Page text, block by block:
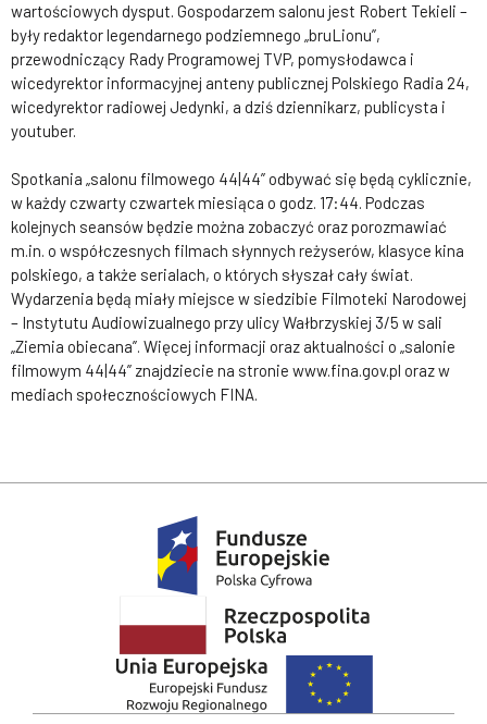
wartościowych dysput. Gospodarzem salonu jest Robert Tekieli –
były redaktor legendarnego podziemnego „bruLionu”,
przewodniczący Rady Programowej TVP, pomysłodawca i
wicedyrektor informacyjnej anteny publicznej Polskiego Radia 24,
wicedyrektor radiowej Jedynki, a dziś dziennikarz, publicysta i
youtuber.
Spotkania „salonu filmowego 44|44” odbywać się będą cyklicznie,
w każdy czwarty czwartek miesiąca o godz. 17:44. Podczas
kolejnych seansów będzie można zobaczyć oraz porozmawiać
m.in. o współczesnych filmach słynnych reżyserów, klasyce kina
polskiego, a także serialach, o których słyszał cały świat.
Wydarzenia będą miały miejsce w siedzibie Filmoteki Narodowej
– Instytutu Audiowizualnego przy ulicy Wałbrzyskiej 3/5 w sali
„Ziemia obiecana”. Więcej informacji oraz aktualności o „salonie
filmowym 44|44” znajdziecie na stronie www.fina.gov.pl oraz w
mediach społecznościowych FINA.